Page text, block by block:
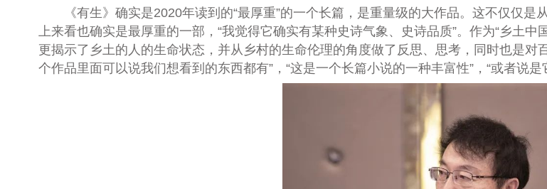
《有生》确实是2020年读到的“最厚重”的一个长篇，是重量级的大作品。这不仅仅是
上来看也确实是最厚重的一部，“我觉得它确实有某种史诗气象、史诗品质”。作为“乡土
更揭示了乡土的人的生命状态，并从乡村的生命伦理的角度做了反思、思考，同时也是
个作品里面可以说我们想看到的东西都有”，“这是一个长篇小说的一种丰富性”，“或者说是